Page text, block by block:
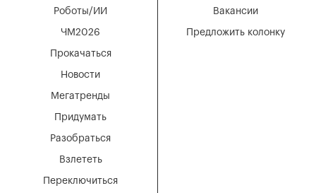
Мегатренды
Придумать
Разобраться
Взлететь
Новости
Переключиться
Роботы/ИИ
ЧМ2026
Прокачаться
Вакансии
Предложить колонку